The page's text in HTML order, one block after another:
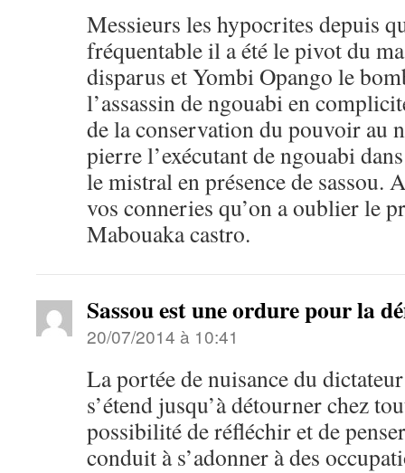
Messieurs les hypocrites depuis
fréquentable il a été le pivot du
disparus et Yombi Opango le
l’assassin de ngouabi en
de la conservation du pouvoir au
pierre l’exécutant de ngouabi
le mistral en présence de sassou.
vos conneries qu’on a oublier le
Mabouaka castro.
Sassou est une ordure pour la
20/07/2014 à 10:41
La portée de nuisance du
s’étend jusqu’à détourner chez
possibilité de réfléchir et de
conduit à s’adonner à des